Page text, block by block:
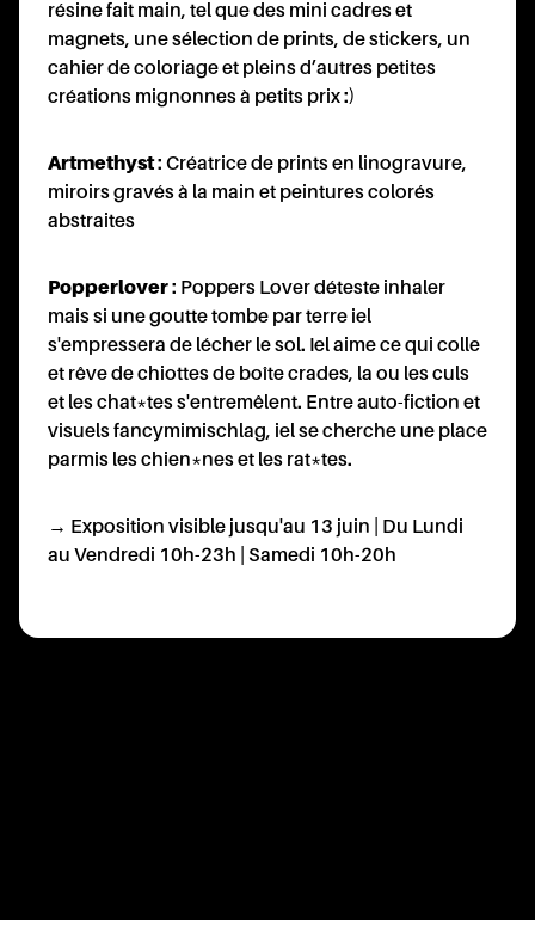
résine fait main, tel que des mini cadres et
magnets, une sélection de prints, de stickers, un
cahier de coloriage et pleins d’autres petites
créations mignonnes à petits prix :)
Artmethyst: Créatrice de prints en linogravure,
miroirs gravés à la main et peintures colorés
abstraites
Popperlover: Poppers Lover déteste inhaler
mais si une goutte tombe par terre iel
s'empressera de lécher le sol. Iel aime ce qui colle
et rêve de chiottes de boîte crades, la ou les culs
et les chat*tes s'entremêlent. Entre auto-fiction et
visuels fancymimischlag, iel se cherche une place
parmis les chien*nes et les rat*tes.
→ Exposition visible jusqu'au 13 juin | Du Lundi
au Vendredi 10h-23h | Samedi 10h-20h